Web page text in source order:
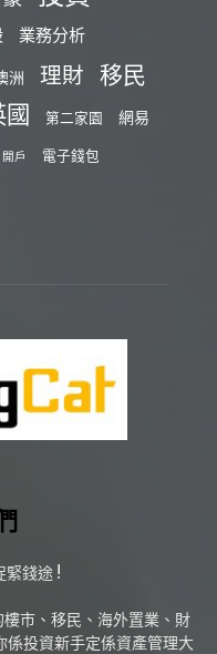
業務分析
洲 理財 移民
第二家園 網易
開戶 電子錢包
錢途 !
市、移民、海外置業、財
係投資新手定係資產管理大